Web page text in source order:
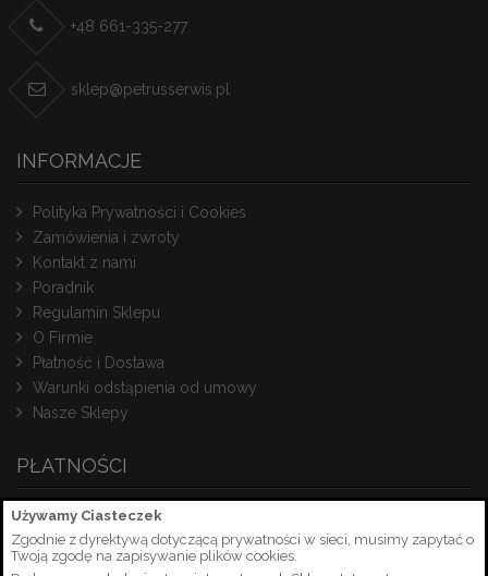
Używamy Ciasteczek
Zgodnie z dyrektywą dotyczącą prywatności w sieci, musimy zapytać o
Twoją zgodę na zapisywanie plików cookies.
+48 661-335-277
sklep@petrusserwis.pl
INFORMACJE
Polityka Prywatności i Cookies
Zamówienia i zwroty
Kontakt z nami
Poradnik
Regulamin Sklepu
O Firmie
Płatność i Dostawa
Warunki odstąpienia od umowy
Nasze Sklepy
PŁATNOŚCI